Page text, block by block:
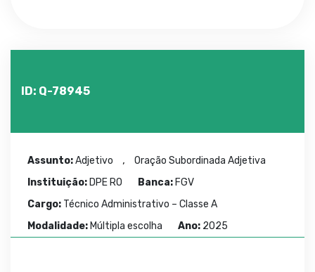
ID: Q-78945
Assunto:Adjetivo ,
Oração Subordinada Adjetiva
Instituição: DPE RO Banca: FGV
Cargo: Técnico Administrativo – Classe A
Modalidade: Múltipla escolha Ano: 2025